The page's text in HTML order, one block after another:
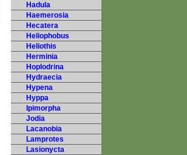
Hadula
Haemerosia
Hecatera
Heliophobus
Heliothis
Herminia
Hoplodrina
Hydraecia
Hypena
Hyppa
Ipimorpha
Jodia
Lacanobia
Lamprotes
Lasionycta